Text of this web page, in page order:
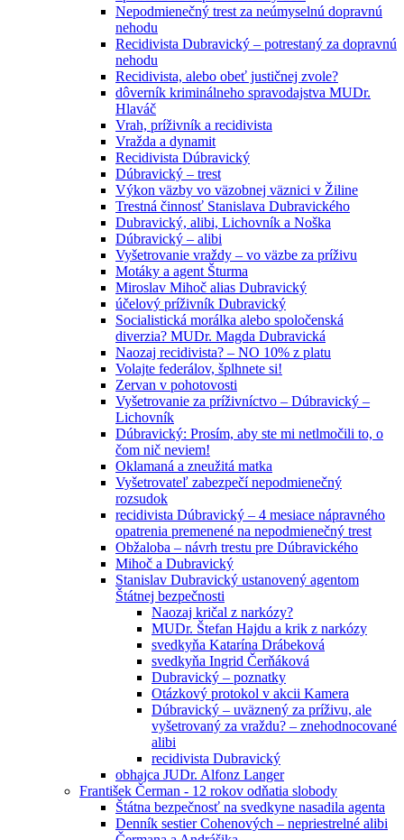
Nepodmienečný trest za neúmyselnú dopravnú
nehodu
Recidivista Dubravický – potrestaný za dopravnú
nehodu
Recidivista, alebo obeť justičnej zvole?
dôverník kriminálneho spravodajstva MUDr.
Hlaváč
Vrah, príživník a recidivista
Vražda a dynamit
Recidivista Dúbravický
Dúbravický – trest
Výkon väzby vo väzobnej väznici v Žiline
Trestná činnosť Stanislava Dubravického
Dubravický, alibi, Lichovník a Noška
Dúbravický – alibi
Vyšetrovanie vraždy – vo väzbe za príživu
Motáky a agent Šturma
Miroslav Mihoč alias Dubravický
účelový príživník Dubravický
Socialistická morálka alebo spoločenská
diverzia? MUDr. Magda Dubravická
Naozaj recidivista? – NO 10% z platu
Volajte federálov, šplhnete si!
Zervan v pohotovosti
Vyšetrovanie za príživníctvo – Dúbravický –
Lichovník
Dúbravický: Prosím, aby ste mi netlmočili to, o
čom nič neviem!
Oklamaná a zneužitá matka
Vyšetrovateľ zabezpečí nepodmienečný
rozsudok
recidivista Dúbravický – 4 mesiace nápravného
opatrenia premenené na nepodmienečný trest
Obžaloba – návrh trestu pre Dúbravického
Mihoč a Dubravický
Stanislav Dubravický ustanovený agentom
Štátnej bezpečnosti
Naozaj kričal z narkózy?
MUDr. Štefan Hajdu a krik z narkózy
svedkyňa Katarína Drábeková
svedkyňa Ingrid Čerňáková
Dubravický – poznatky
Otázkový protokol v akcii Kamera
Dúbravický – uväznený za príživu, ale
vyšetrovaný za vraždu? – znehodnocované
alibi
recidivista Dubravický
obhajca JUDr. Alfonz Langer
František Čerman - 12 rokov odňatia slobody
Štátna bezpečnosť na svedkyne nasadila agenta
Denník sestier Cohenových – nepriestrelné alibi